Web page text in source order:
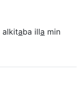
alkitaba illa min